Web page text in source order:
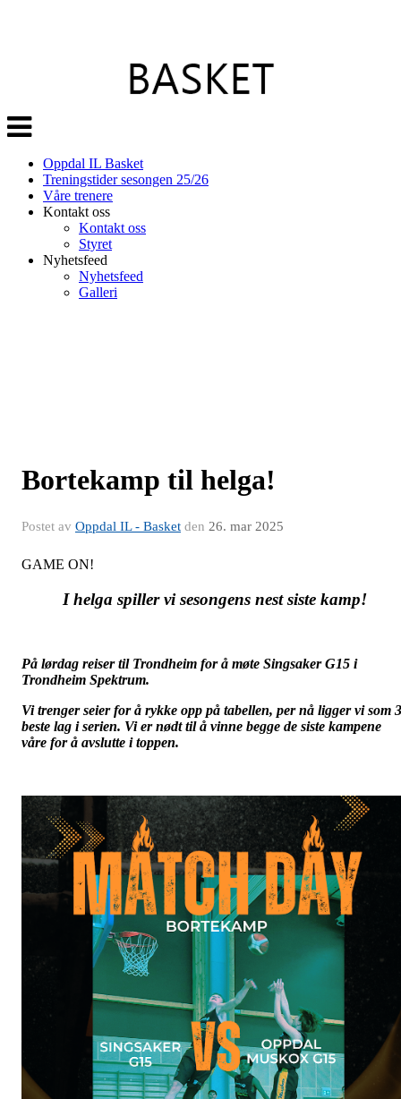
Veksle
navigasjon
Oppdal IL Basket
Treningstider sesongen 25/26
Våre trenere
Kontakt oss
Kontakt oss
Styret
Nyhetsfeed
Nyhetsfeed
Galleri
Bortekamp til helga!
Postet av Oppdal IL - Basket den 26. mar 2025
GAME ON!
I helga spiller vi sesongens nest siste kamp!
På lørdag reiser til Trondheim for å møte Singsaker G15 i
Trondheim Spektrum.
Vi trenger seier for å rykke opp på tabellen, per nå ligger vi som
beste lag i serien. Vi er nødt til å vinne begge de siste kampene
våre for å avslutte i toppen.